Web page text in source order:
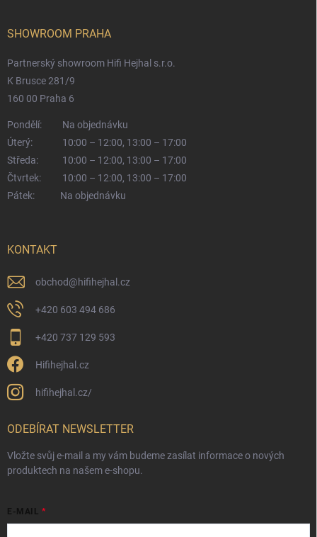
SHOWROOM PRAHA
Partnerský showroom Hifi Hejhal s.r.o.
K Brusce 281/9
160 00 Praha 6
Pondělí:
Na objednávku
Úterý:
10:00 – 12:00, 13:00 – 17:00
Středa:
10:00 – 12:00, 13:00 – 17:00
Čtvrtek:
10:00 – 12:00, 13:00 – 17:00
Pátek:
Na objednávku
KONTAKT
obchod@hifihejhal.cz
+420 603 494 686
+420 737 129 593
Hifihejhal.cz
hifihejhal.cz/
ODEBÍRAT NEWSLETTER
Vložte svůj e-mail a my vám budeme zasílat informace o nových
produktech na našem e-shopu.
E-MAIL